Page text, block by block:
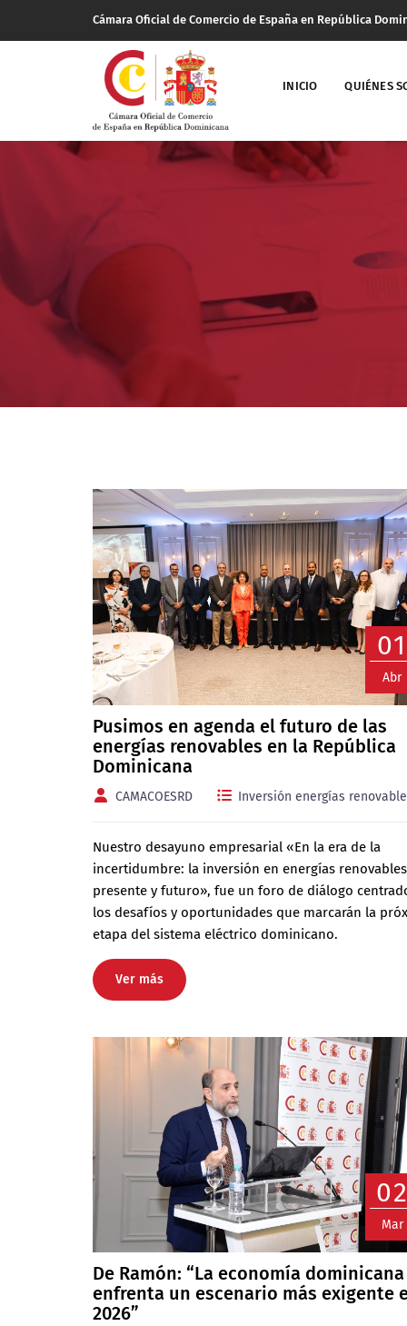
Cámara Oficial de Comercio de España en República
INICIO QUIÉNES
01
Abr
Pusimos en agenda el futuro de las
energías renovables en la República
Dominicana
CAMACOESRD Inversión energías
Nuestro desayuno empresarial «En la era de la
incertidumbre: la inversión en energías
presente y futuro», fue un foro de diálogo
los desafíos y oportunidades que marcarán la
etapa del sistema eléctrico dominicano.
Ver más
Mar
De Ramón: “La economía dominicana
enfrenta un escenario más exigente
2026”